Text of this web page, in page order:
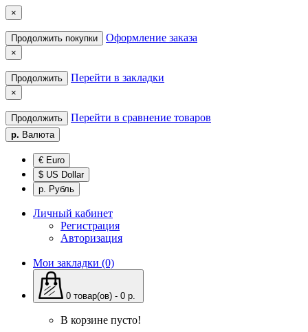
×
Продолжить покупки Оформление заказа
×
Продолжить Перейти в закладки
×
Продолжить Перейти в сравнение товаров
р. Валюта
€ Euro
$ US Dollar
р. Рубль
Личный кабинет
Регистрация
Авторизация
Мои закладки (0)
0 товар(ов) - 0 р.
В корзине пусто!